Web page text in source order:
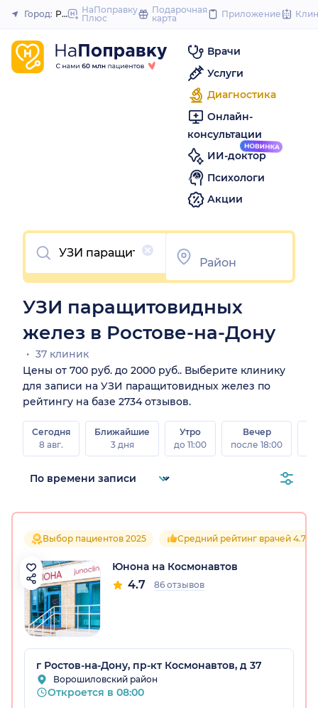
to
Закрыть
Город: Ростов-на-Дону
НаПоправку
Плюс
Подарочная
карта
Приложение
Врачи
Услуги
Диагностика
Онлайн-
консультации
ИИ-доктор
Психологи
Акции
Очистить
УЗИ паращитовидных
желез в Ростове-на-Дону
37 клиник
Цены от 700 руб. до 2000 руб.. Выберите клинику
для записи на УЗИ паращитовидных желез по
рейтингу на базе 2734 отзывов.
Сегодня
8 авг.
Ближайшие
3 дня
Утро
до 11:00
Вечер
после 18:00
Выбор пациентов 2025 Средний рейтинг врачей 4.7
Юнона на Космонавтов
4.7 86 отзывов
г Ростов-на-Дону, пр-кт Космонавтов, д 37
Ворошиловский район
Откроется в 08:00